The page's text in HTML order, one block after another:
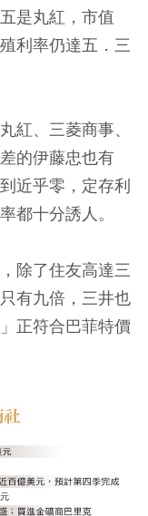
是丸紅，市值
利率仍達五．三
紅、三菱商事、
的伊藤忠也有
近乎零，定存利
都十分誘人。
除了住友高達三
有九倍，三井也
正符合巴菲特價